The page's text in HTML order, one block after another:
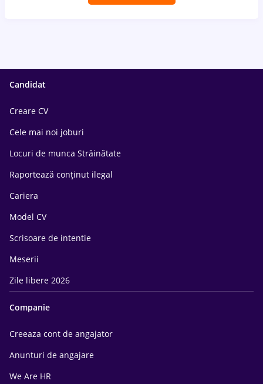
Candidat
Creare CV
Cele mai noi joburi
Locuri de munca Străinătate
Raportează conținut ilegal
Cariera
Model CV
Scrisoare de intentie
Meserii
Zile libere 2026
Companie
Creeaza cont de angajator
Anunturi de angajare
We Are HR